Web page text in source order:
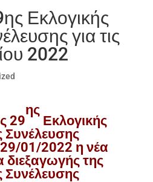
Εκλογικής
για τις
2022
29
ης
Εκλογικής
Συνέλευσης
29/01/2022 η νέα
διεξαγωγής της
Συνέλευσης